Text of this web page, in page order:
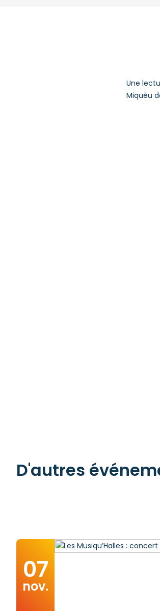
Une
Miquèu
D'autres
07
nov.